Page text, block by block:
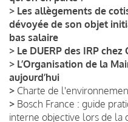
> Les allègements de
dévoyée de son objet
bas salaire
> Le DUERP des IRP chez
> L’Organisation de la
aujourd’hui
> Charte de
> Bosch France : guide
interne objective lors de la